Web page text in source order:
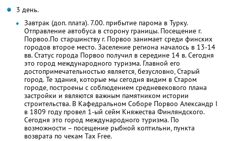
3 день.
Завтрак (доп. плата). 7.00. прибытие парома в Турку.
Отправление автобуса в сторону границы. Посещение г.
Порвоо.По старшинству г. Порвоо занимает среди финских
городов второе место. Заселение региона началось в 13-14
вв. Статус города Порвоо получил в середине 14 в. Сегодня
это город международного туризма. Главной его
достопримечательностью является, безусловно, Старый
город. Те здания, которые мы сегодня видим в Старом
городе, построены с соблюдением средневекового плана
застройки и являются важным памятником истории
строительства. В Кафедральном Соборе Порвоо Александр I
в 1809 году провел 1-ый сейм Княжества Финляндского.
Сегодня это город международного туризма. По
возможности – посещение рыбной коптильни, пункта
возврата по чекам Tax Free.